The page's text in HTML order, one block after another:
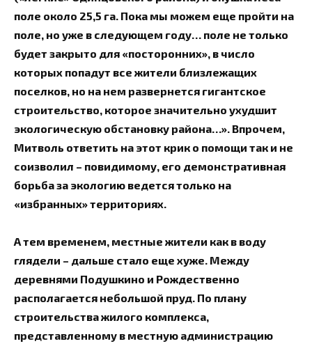
поле около 25,5 га. Пока мы можем еще пройти на
поле, но уже в следующем году… поле не только
будет закрыто для «посторонних», в число
которых попадут все жители близлежащих
поселков, но на нем развернется гигантское
строительство, которое значительно ухудшит
экологическую обстановку района…». Впрочем,
Митволь ответить на этот крик о помощи так и не
соизволил – повидимому, его демонстративная
борьба за экологию ведется только на
«избранных» территориях.
А тем временем, местные жители как в воду
глядели – дальше стало еще хуже. Между
деревнями Подушкино и Рождественно
располагается небольшой пруд. По плану
строительства жилого комплекса,
представленному в местную администрацию